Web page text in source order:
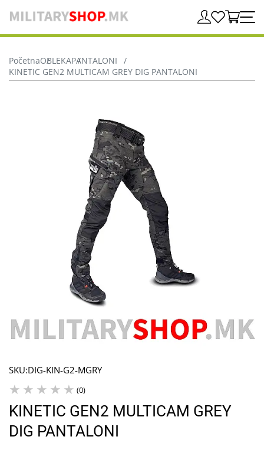
PočetnaOBLEKAPANTALONI
KINETIC GEN2 MULTICAM GREY DIG PANTALONI
SKU:DIG-KIN-G2-MGRY
(0)
KINETIC GEN2 MULTICAM GREY
DIG PANTALONI